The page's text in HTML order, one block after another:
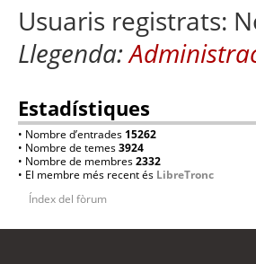
Usuaris registrats:
Llegenda:
Estadístiques
• Nombre d’entrades 15262
• Nombre de temes3924
• Nombre de membres2332
• El membre més recent és LibreTronc
Índex del fòrum